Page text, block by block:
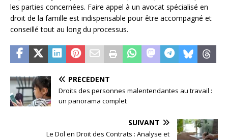
les parties concernées. Faire appel à un avocat spécialisé en
droit de la famille est indispensable pour être accompagné et
conseillé tout au long du processus.
PRÉCÉDENT
Droits des personnes malentendantes au travail :
un panorama complet
SUIVANT
Le Dol en Droit des Contrats : Analyse et